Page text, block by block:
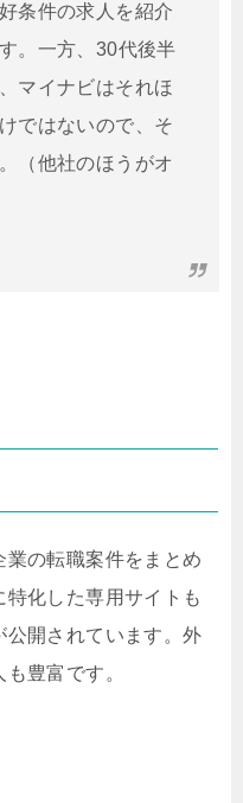
条件の求人を紹介
。一方、30代後半
マイナビはそれほ
ではないので、そ
（他社のほうがオ
の転職案件をまとめ
化した専用サイトも
公開されています。外
豊富です。